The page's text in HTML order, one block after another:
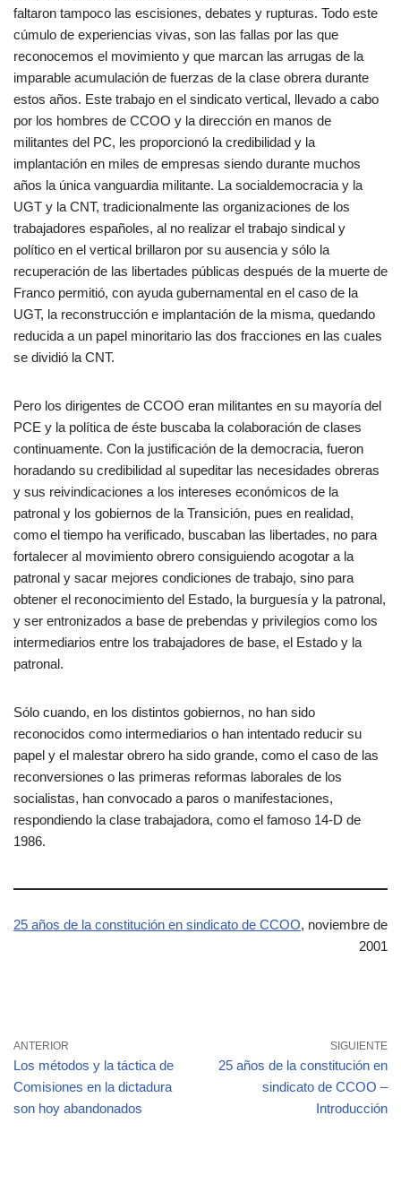
faltaron tampoco las escisiones, debates y rupturas. Todo este
cúmulo de experiencias vivas, son las fallas por las que
reconocemos el movimiento y que marcan las arrugas de la
imparable acumulación de fuerzas de la clase obrera durante
estos años. Este trabajo en el sindicato vertical, llevado a cabo
por los hombres de CCOO y la dirección en manos de
militantes del PC, les proporcionó la credibilidad y la
implantación en miles de empresas siendo durante muchos
años la única vanguardia militante. La socialdemocracia y la
UGT y la CNT, tradicionalmente las organizaciones de los
trabajadores españoles, al no realizar el trabajo sindical y
político en el vertical brillaron por su ausencia y sólo la
recuperación de las libertades públicas después de la muerte de
Franco permitió, con ayuda gubernamental en el caso de la
UGT, la reconstrucción e implantación de la misma, quedando
reducida a un papel minoritario las dos fracciones en las cuales
se dividió la CNT.
Pero los dirigentes de CCOO eran militantes en su mayoría del
PCE y la política de éste buscaba la colaboración de clases
continuamente. Con la justificación de la democracia, fueron
horadando su credibilidad al supeditar las necesidades obreras
y sus reivindicaciones a los intereses económicos de la
patronal y los gobiernos de la Transición, pues en realidad,
como el tiempo ha verificado, buscaban las libertades, no para
fortalecer al movimiento obrero consiguiendo acogotar a la
patronal y sacar mejores condiciones de trabajo, sino para
obtener el reconocimiento del Estado, la burguesía y la patronal,
y ser entronizados a base de prebendas y privilegios como los
intermediarios entre los trabajadores de base, el Estado y la
patronal.
Sólo cuando, en los distintos gobiernos, no han sido
reconocidos como intermediarios o han intentado reducir su
papel y el malestar obrero ha sido grande, como el caso de las
reconversiones o las primeras reformas laborales de los
socialistas, han convocado a paros o manifestaciones,
respondiendo la clase trabajadora, como el famoso 14-D de
1986.
25 años de la constitución en sindicato de CCOO, noviembre de
2001
ANTERIOR
Los métodos y la táctica de
Comisiones en la dictadura
son hoy abandonados
SIGUIENTE
25 años de la constitución en
sindicato de CCOO –
Introducción